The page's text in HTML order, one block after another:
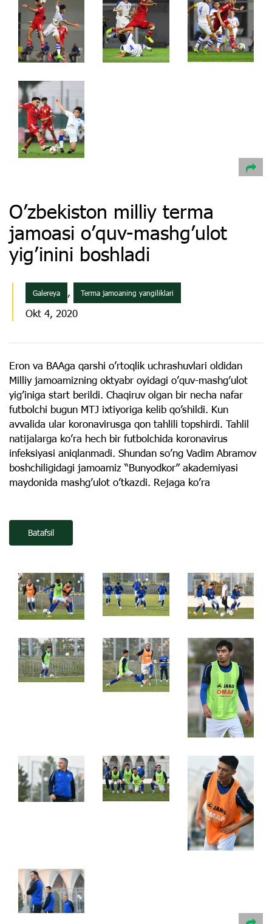
O’zbekiston milliy terma
jamoasi o’quv-mashg’ulot
yig’inini boshladi
Galereya , Terma jamoaning yangiliklari
Okt 4, 2020
Eron va BAAga qarshi o’rtoqlik uchrashuvlari oldidan
Milliy jamoamizning oktyabr oyidagi o’quv-mashg’ulot
yig’iniga start berildi. Chaqiruv olgan bir necha nafar
futbolchi bugun MTJ ixtiyoriga kelib qo’shildi. Kun
avvalida ular koronavirusga qon tahlili topshirdi. Tahlil
natijalarga ko’ra hech bir futbolchida koronavirus
infeksiyasi aniqlanmadi. Shundan so’ng Vadim Abramov
boshchiligidagi jamoamiz “Bunyodkor” akademiyasi
maydonida mashg’ulot o’tkazdi. Rejaga ko’ra
Batafsil